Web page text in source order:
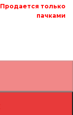
Продается только
пачками